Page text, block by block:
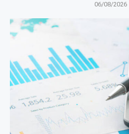
06/08/2026